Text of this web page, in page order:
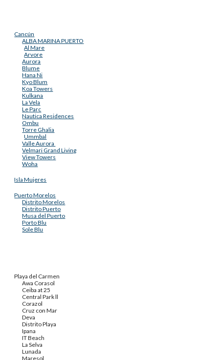
Cancún
ALBA MARINA PUERTO
Al Mare
Arvore
Aurora
Blume
Hana Ni
Kyo Blum
Koa Towers
Kulkana
La Vela
Le Parc
Nautica Residences
Ombu
Torre Ghalia
Ummbal
Valle Aurora
Velmari Grand Living
View Towers
Woha
Isla Mujeres
Puerto Morelos
Distrito Morelos
Distrito Puerto
Musa del Puerto
Porto Blu
Sole Blu
Playa del Carmen
Awa Corasol
Ceiba at 25
Central Park ll
Corazol
Cruz con Mar
Deva
Distrito Playa
Ipana
IT Beach
La Selva
Lunada
Maresol